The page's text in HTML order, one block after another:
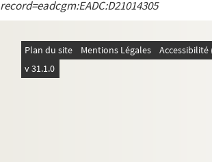
record=eadcgm:EADC:D21014305
Plan du site Mentions Légales
v 31.1.0